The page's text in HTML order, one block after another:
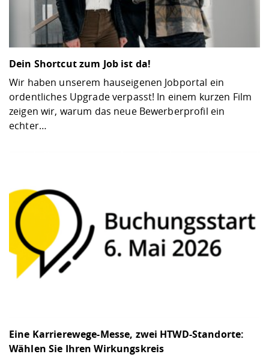
Dein Shortcut zum Job ist da!
Wir haben unserem hauseigenen Jobportal ein
ordentliches Upgrade verpasst! In einem kurzen Film
zeigen wir, warum das neue Bewerberprofil ein
echter…
Eine Karrierewege-Messe, zwei HTWD-Standorte:
Wählen Sie Ihren Wirkungskreis